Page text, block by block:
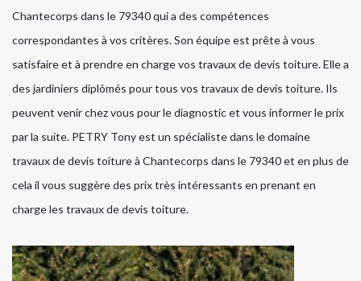
Chantecorps dans le 79340 qui a des compétences
correspondantes à vos critères. Son équipe est prête à vous
satisfaire et à prendre en charge vos travaux de devis toiture. Elle a
des jardiniers diplômés pour tous vos travaux de devis toiture. Ils
peuvent venir chez vous pour le diagnostic et vous informer le prix
par la suite. PETRY Tony est un spécialiste dans le domaine
travaux de devis toiture à Chantecorps dans le 79340 et en plus de
cela il vous suggère des prix très intéressants en prenant en
charge les travaux de devis toiture.